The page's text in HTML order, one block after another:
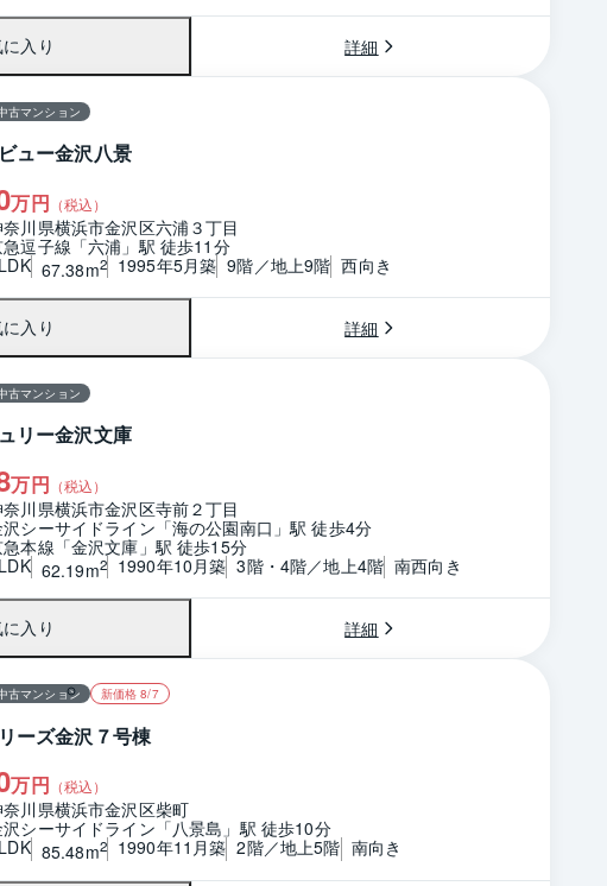
に入り 詳細
古マンション
ュー金沢八景
万円 （税込）
川県横浜市金沢区六浦３丁目
逗子線「六浦」駅 徒歩11分
67.38m2 1995年5月築 9階／地上9階 西向き
に入り 詳細
古マンション
リー金沢文庫
万円 （税込）
川県横浜市金沢区寺前２丁目
シーサイドライン「海の公園南口」駅 徒歩4分
本線「金沢文庫」駅 徒歩15分
62.19m2 1990年10月築 3階・4階／地上4階 南西向き
に入り 詳細
古マンション 新価格 8/7
ーズ金沢７号棟
万円 （税込）
川県横浜市金沢区柴町
シーサイドライン「八景島」駅 徒歩10分
85.48m2 1990年11月築 2階／地上5階 南向き